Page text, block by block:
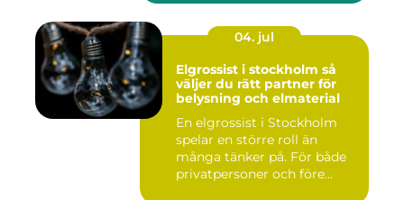
04. jul
Elgrossist i stockholm så
väljer du rätt partner för
belysning och elmaterial
En elgrossist i Stockholm
spelar en större roll än
många tänker på. För både
privatpersoner och före...